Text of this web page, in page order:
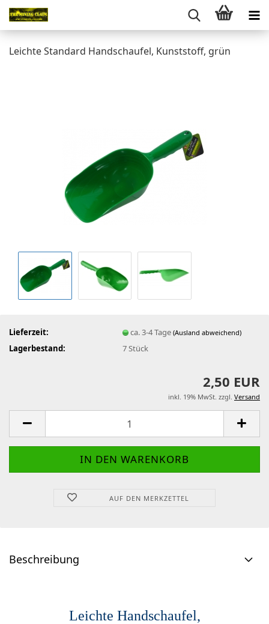
Leichte Standard Handschaufel, Kunststoff, grün
Lieferzeit: ca. 3-4 Tage(Ausland abweichend)
Lagerbestand: 7 Stück
2,50 EUR
inkl. 19% MwSt. zzgl. Versand
AUF DEN MERKZETTEL
Beschreibung
Leichte Handschaufel,